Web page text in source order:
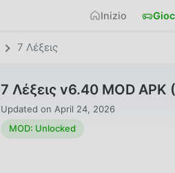
Inizio
7 Λέξεις
7 Λέξεις v6.40 MOD
Updated on April 24, 2026
MOD: Unlocked